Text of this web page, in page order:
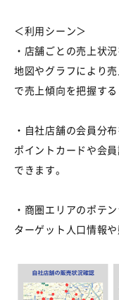
＜利用シーン＞
・店舗ごとの売上状
地図やグラフにより
で売上傾向を把握する
・自社店舗の会員分
ポイントカードや会
できます。
・商圏エリアのポテ
ターゲット人口情報